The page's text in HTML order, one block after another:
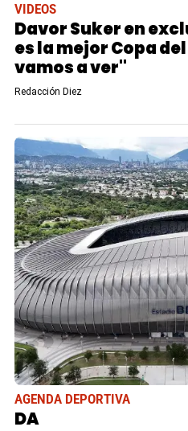
VIDEOS
Davor Suker en
es la mejor Copa
vamos a ver"
Redacción Diez
AGENDA DEPORTIVA
DA